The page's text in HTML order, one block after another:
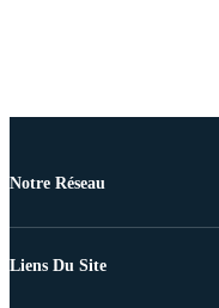
Notre Réseau
Liens Du Site